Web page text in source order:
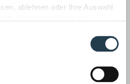
ablehnen oder Ihre Auswahl
und Drittanbietern eingesetzten
Widerruf finden Sie in unserer
unsere Mandanten